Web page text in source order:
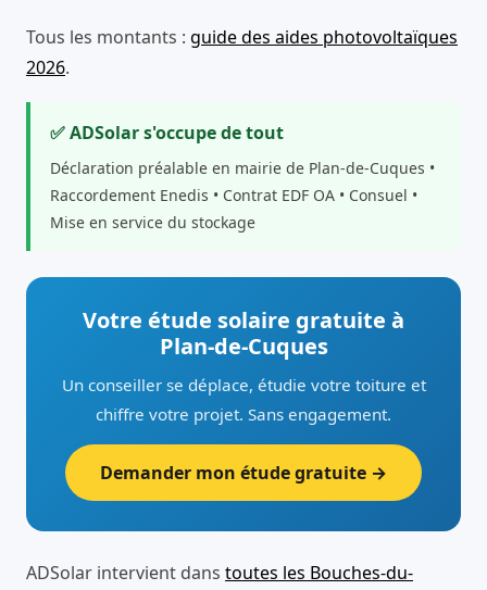
Tous les montants : guide des aides photovoltaïques
2026.
✅ ADSolar s'occupe de tout
Déclaration préalable en mairie de Plan-de-Cuques •
Raccordement Enedis • Contrat EDF OA • Consuel •
Mise en service du stockage
Votre étude solaire gratuite à
Plan-de-Cuques
Un conseiller se déplace, étudie votre toiture et
chiffre votre projet. Sans engagement.
Demander mon étude gratuite →
ADSolar intervient dans toutes les Bouches-du-